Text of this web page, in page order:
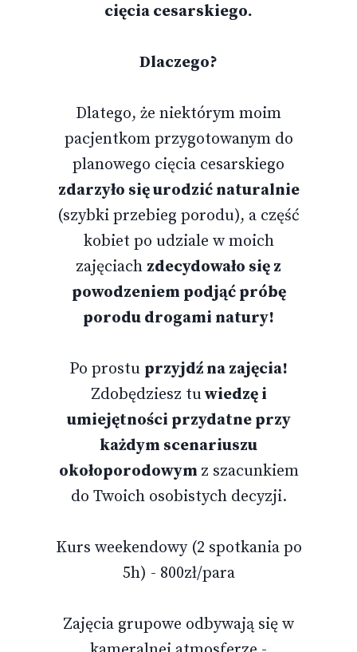
cięcia cesarskiego.
Dlaczego?
Dlatego, że niektórym moim
pacjentkom przygotowanym do
planowego cięcia cesarskiego
zdarzyło się urodzić naturalnie
(szybki przebieg porodu), a część
kobiet po udziale w moich
zajęciach zdecydowało się z
powodzeniem podjąć próbę
porodu drogami natury!
Po prostu przyjdź na zajęcia!
Zdobędziesz tuwiedzę i
umiejętności przydatne przy
każdym scenariuszu
okołoporodowym z szacunkiem
do Twoich osobistych decyzji.
Kurs weekendowy (2 spotkania po
5h) - 800zł/para
Zajęcia grupowe odbywają się w